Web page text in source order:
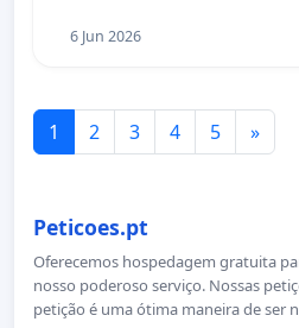
6 Jun 2026
1 2 3 4 5 »
Peticoes.pt
Oferecemos hospedagem gratuita
nosso poderoso serviço. Nossas
petição é uma ótima maneira de ser